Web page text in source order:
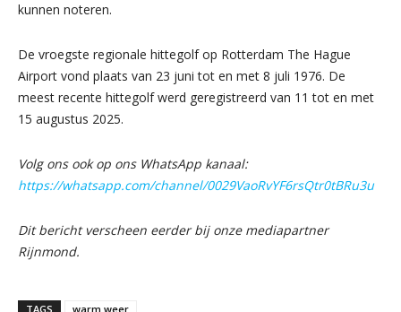
kunnen noteren.
De vroegste regionale hittegolf op Rotterdam The Hague
Airport vond plaats van 23 juni tot en met 8 juli 1976. De
meest recente hittegolf werd geregistreerd van 11 tot en met
15 augustus 2025.
Volg ons ook op ons WhatsApp kanaal:
https://whatsapp.com/channel/0029VaoRvYF6rsQtr0tBRu3u
Dit bericht verscheen eerder bij onze mediapartner
Rijnmond.
TAGS warm weer